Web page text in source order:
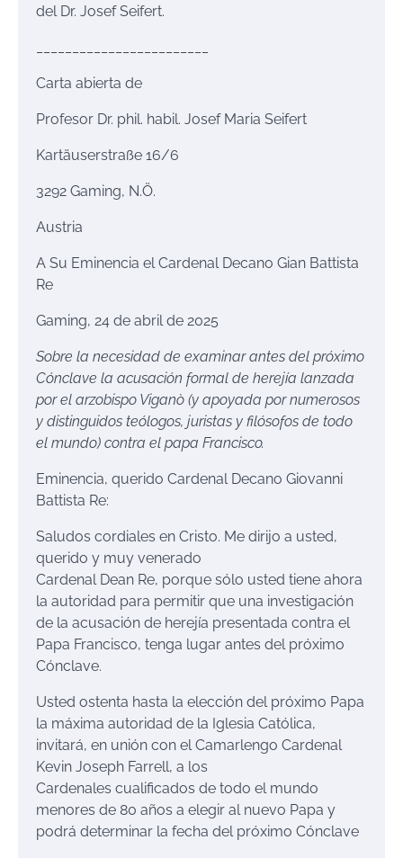
del Dr. Josef Seifert.
Carta abierta de
Profesor Dr. phil. habil. Josef Maria Seifert
Kartäuserstraße 16/6
3292 Gaming, N.Ö.
Austria
A Su Eminencia el Cardenal Decano Gian Battista
Re
Gaming, 24 de abril de 2025
Sobre la necesidad de examinar antes del próximo
Cónclave la acusación formal de herejía lanzada
por el arzobispo Viganò (y apoyada por numerosos
y distinguidos teólogos, juristas y filósofos de todo
el mundo) contra el papa Francisco.
Eminencia, querido Cardenal Decano Giovanni
Battista Re:
Saludos cordiales en Cristo. Me dirijo a usted,
querido y muy venerado
Cardenal Dean Re, porque sólo usted tiene ahora
la autoridad para permitir que una investigación
de la acusación de herejía presentada contra el
Papa Francisco, tenga lugar antes del próximo
Cónclave.
Usted ostenta hasta la elección del próximo Papa
la máxima autoridad de la Iglesia Católica,
invitará, en unión con el Camarlengo Cardenal
Kevin Joseph Farrell, a los
Cardenales cualificados de todo el mundo
menores de 80 años a elegir al nuevo Papa y
podrá determinar la fecha del próximo Cónclave